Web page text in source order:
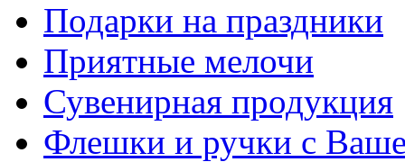
Подарки на праздники
Приятные мелочи
Сувенирная продукция
Флешки и ручки с